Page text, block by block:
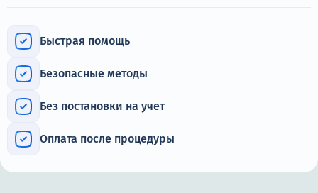
Адрес call-центра
Челябинск, улица Горького, 24
Быстрая помощь
Безопасные методы
Без постановки на учет
Оплата после процедуры